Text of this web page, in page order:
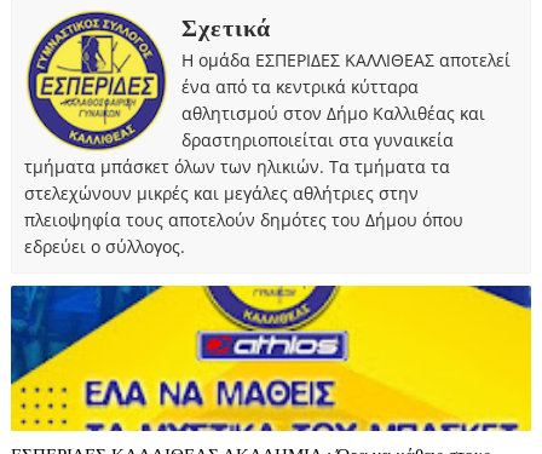
Σχετικά
Η ομάδα ΕΣΠΕΡΙΔΕΣ ΚΑΛΛΙΘΕΑΣ αποτελεί
ένα από τα κεντρικά κύτταρα
αθλητισμού στον Δήμο Καλλιθέας και
δραστηριοποιείται στα γυναικεία
τμήματα μπάσκετ όλων των ηλικιών. Τα τμήματα τα
στελεχώνουν μικρές και μεγάλες αθλήτριες στην
πλειοψηφία τους αποτελούν δημότες του Δήμου όπου
εδρεύει ο σύλλογος.